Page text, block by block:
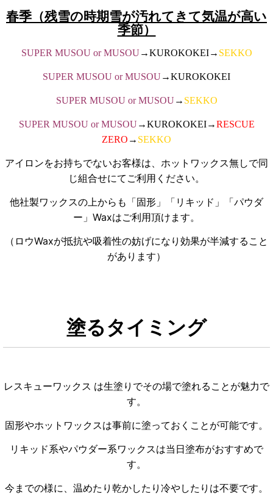
春季（残雪の時期雪が汚れてきて気温が高い
季節）
SUPER MUSOU or MUSOU →KUROKOKEI→ SEKKO
SUPER MUSOU or MUSOU →KUROKOKEI
SUPER MUSOU or MUSOU → SEKKO
SUPER MUSOU or MUSOU →KUROKOKEI→RESCUE
ZERO → SEKKO
アイロンをお持ちでないお客様は、ホットワックス無しで同
じ組合せにてご利用ください。
他社製ワックスの上からも「固形」「リキッド」「パウダ
ー」Waxはご利用頂けます。
（ロウWaxが抵抗や吸着性の妨げになり効果が半減すること
があります）
塗るタイミング
レスキューワックス は生塗りでその場で塗れることが魅力で
す。
固形やホットワックスは事前に塗っておくことが可能です。
リキッド系やパウダー系ワックスは当日塗布がおすすめで
す。
今までの様に、温めたり乾かしたり冷やしたりは不要です。